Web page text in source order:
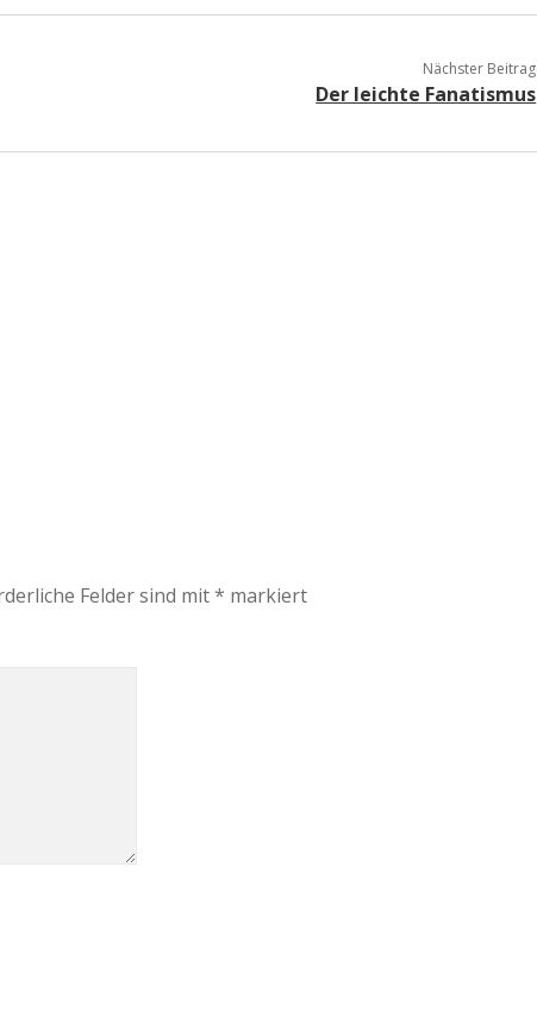
a
Nächster Beitrag
Der leichte Fanatismus
Felder sind mit* markiert